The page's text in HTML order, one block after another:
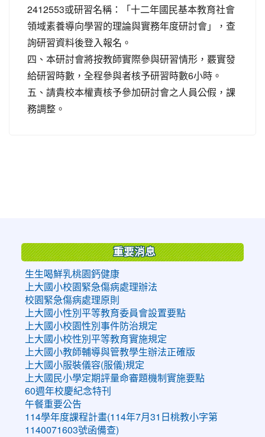
2412553或研習名稱：「十二年國民基本教育社會
領域素養導向學習的理論與實務年度研討會」，查
詢研習資料後登入報名。
四、本研討會將按教師實際參與研習情形，覈實發
給研習時數，全程參與者核予研習時數6小時。
五、請貴校本權責核予參加研討會之人員公假，課
務調整。
重要消息
生生喝鮮乳桃園鈣健康
上大國小校園緊急傷病處理辦法
校園緊急傷病處理原則
上大國小性別平等教育委員會設置要點
上大國小校園性別事件防治規定
上大國小校性別平等教育實施規定
上大國小教師輔導與管教學生辦法正確版
上大國小服裝儀容(服儀)規定
上大國民小學定期評量命審題機制實施要點
60週年校慶紀念特刊
午餐重要公告
114學年度課程計畫(114年7月31日桃教小字第
1140071603號函備查)